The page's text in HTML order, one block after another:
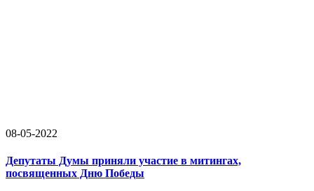
08-05-2022
Депутаты Думы приняли участие в митингах,
посвященных Дню Победы